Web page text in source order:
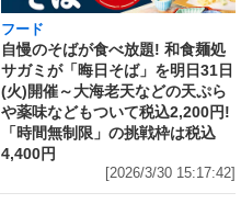
フード
自慢のそばが食べ放題! 和食麺処
サガミが「晦日そば」を明日31日
(火)開催～大海老天などの天ぷら
や薬味などもついて税込2,200円!
「時間無制限」の挑戦枠は税込
4,400円
[2026/3/30 15:17:42]